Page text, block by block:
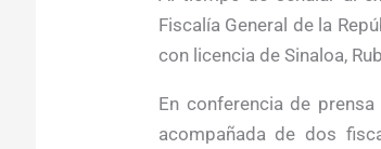
Fiscalía General de la
con licencia de Sinaloa,
En conferencia de
acompañada de dos